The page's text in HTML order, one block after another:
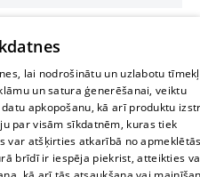
lai nodrošinātu un uzlabotu
un satura ģenerēšanai, veiktu
apkopošanu, kā arī produktu
par visām sīkdatnēm, kuras tiek
var atšķirties atkarībā no
brīdī ir iespēja piekrist, atteikties